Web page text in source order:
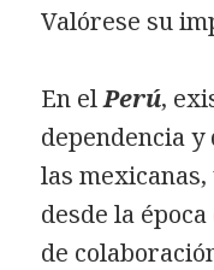
Valórese su
En elPerú,
dependencia
las
desde la
de